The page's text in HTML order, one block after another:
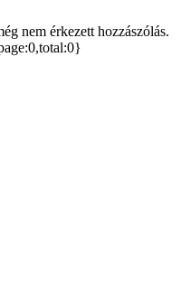
nem érkezett hozzászólás.